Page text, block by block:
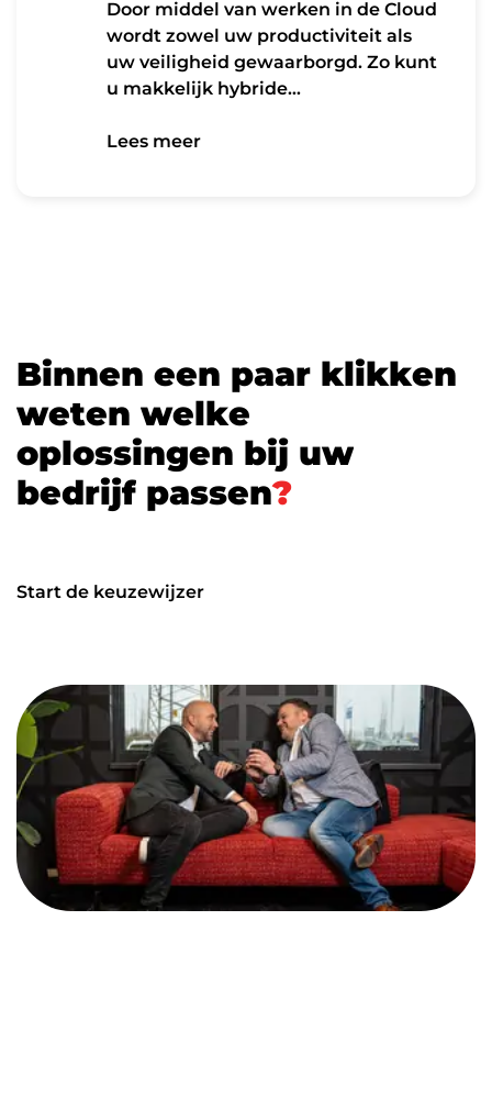
Door middel van werken in de Cloud
wordt zowel uw productiviteit als
uw veiligheid gewaarborgd. Zo kunt
u makkelijk hybride…
Lees meer
Binnen een paar klikken
weten welke
oplossingen bij uw
bedrijf passen?
Start de keuzewijzer